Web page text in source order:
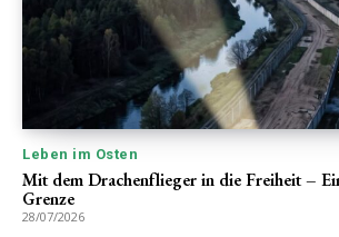
Leben im Osten
Mit dem Drachenflieger in die Freiheit –
Grenze
28/07/2026